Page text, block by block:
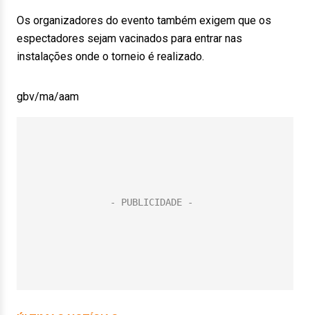
Os organizadores do evento também exigem que os
espectadores sejam vacinados para entrar nas
instalações onde o torneio é realizado.
gbv/ma/aam